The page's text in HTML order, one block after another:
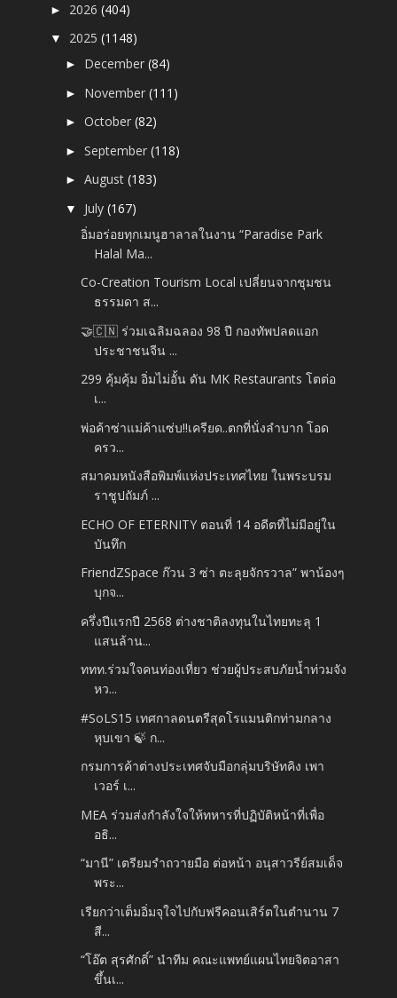
► 2026(404)
▼ 2025(1148)
► December(84)
► November(111)
►October(82)
►September(118)
►August(183)
▼ July(167)
อิ่มอร่อยทุกเมนูฮาลาลในงาน “Paradise Park
Halal Ma...
Co-Creation Tourism Local เปลี่ยนจากชุมชน
ธรรมดา ส...
🤝🇨🇳 ร่วมเฉลิมฉลอง 98 ปี กองทัพปลดแอก
ประชาชนจีน ...
299 คุ้มคุ้ม อิ่มไม่อั้น ดัน MK Restaurants โตต่อ
เ...
พ่อค้าซ่าแม่ค้าแซ่บ!!เครียด..ตกที่นั่งลำบาก โอด
ครว...
สมาคมหนังสือพิมพ์แห่งประเทศไทย ในพระบรม
ราชูปถัมภ์ ...
ECHO OF ETERNITY ตอนที่ 14 อดีตที่ไม่มีอยู่ใน
บันทึก
FriendZSpace ก๊วน 3 ซ่า ตะลุยจักรวาล” พาน้องๆ
บุกจ...
ครึ่งปีแรกปี 2568 ต่างชาติลงทุนในไทยทะลุ 1
แสนล้าน...
ททท.ร่วมใจคนท่องเที่ยว ช่วยผู้ประสบภัยน้ำท่วมจัง
หว...
#SoLS15 เทศกาลดนตรีสุดโรแมนติกท่ามกลาง
หุบเขา 🍃 ก...
กรมการค้าต่างประเทศจับมือกลุ่มบริษัทคิง เพา
เวอร์ เ...
MEA ร่วมส่งกำลังใจให้ทหารที่ปฏิบัติหน้าที่เพื่อ
อธิ...
“มานี” เตรียมรำถวายมือ ต่อหน้า อนุสาวรีย์สมเด็จ
พระ...
เรียกว่าเต็มอิ่มจุใจไปกับฟรีคอนเสิร์ตในตำนาน 7
สี...
“โอ๊ต สุรศักดิ์” นำทีม คณะแพทย์แผนไทยจิตอาสา
ขึ้นเ...